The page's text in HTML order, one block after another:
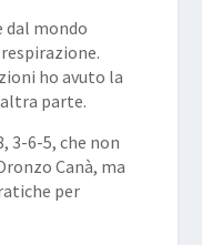
dal mondo
ho avuto la
parte.
3-6-5, che non
Canà, ma
per